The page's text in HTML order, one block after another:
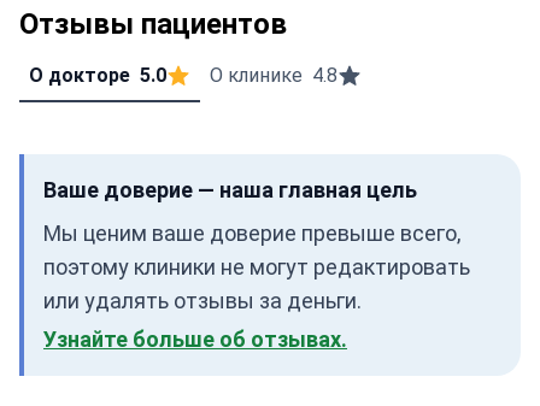
Отзывы пациентов
О докторе 5.0 О клинике 4.8
Ваше доверие — наша главная цель
Мы ценим ваше доверие превыше всего,
поэтому клиники не могут редактировать
или удалять отзывы за деньги.
Узнайте больше об отзывах.